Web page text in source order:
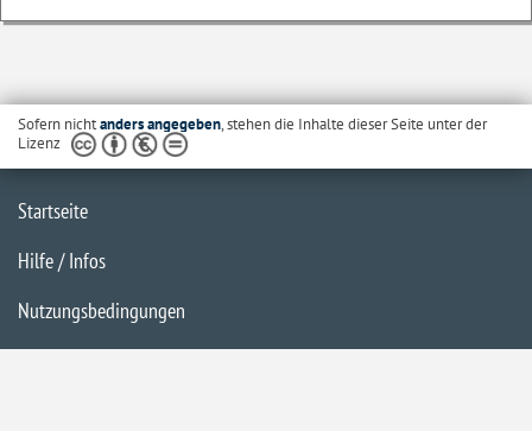
Sofern nichtanders angegeben, stehen die Inhalte dieser Seite unter der
Lizenz
Startseite
Hilfe / Infos
Nutzungsbedingungen